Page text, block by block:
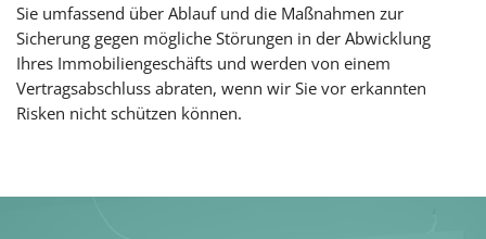
Sie umfassend über Ablauf und die Maßnahmen zur
Sicherung gegen mögliche Störungen in der Abwicklung
Ihres Immobiliengeschäfts und werden von einem
Vertragsabschluss abraten, wenn wir Sie vor erkannten
Risken nicht schützen können.